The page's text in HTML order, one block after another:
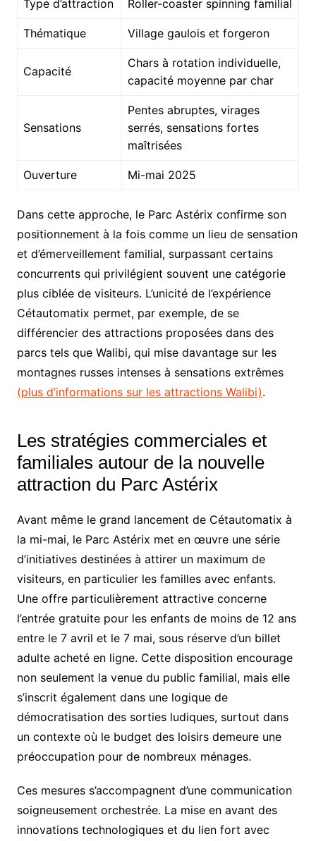
Type d’attraction Roller-coaster spinning familial
Thématique Village gaulois et forgeron
Capacité
Chars à rotation individuelle,
capacité moyenne par char
Sensations
Pentes abruptes, virages
serrés, sensations fortes
maîtrisées
Ouverture Mi-mai 2025
Dans cette approche, le Parc Astérix confirme son
positionnement à la fois comme un lieu de sensation
et d’émerveillement familial, surpassant certains
concurrents qui privilégient souvent une catégorie
plus ciblée de visiteurs. L’unicité de l’expérience
Cétautomatix permet, par exemple, de se
différencier des attractions proposées dans des
parcs tels que Walibi, qui mise davantage sur les
montagnes russes intenses à sensations extrêmes
(plus d’informations sur les attractions Walibi).
Les stratégies commerciales et
familiales autour de la nouvelle
attraction du Parc Astérix
Avant même le grand lancement de Cétautomatix à
la mi-mai, le Parc Astérix met en œuvre une série
d’initiatives destinées à attirer un maximum de
visiteurs, en particulier les familles avec enfants.
Une offre particulièrement attractive concerne
l’entrée gratuite pour les enfants de moins de 12 ans
entre le 7 avril et le 7 mai, sous réserve d’un billet
adulte acheté en ligne. Cette disposition encourage
non seulement la venue du public familial, mais elle
s’inscrit également dans une logique de
démocratisation des sorties ludiques, surtout dans
un contexte où le budget des loisirs demeure une
préoccupation pour de nombreux ménages.
Ces mesures s’accompagnent d’une communication
soigneusement orchestrée. La mise en avant des
innovations technologiques et du lien fort avec